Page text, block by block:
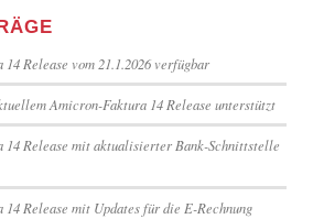
Release vom 21.1.2026 verfügbar
Amicron-Faktura 14 Release unterstützt
14 Release mit aktualisierter Bank-Schnittstelle
Release mit Updates für die E-Rechnung